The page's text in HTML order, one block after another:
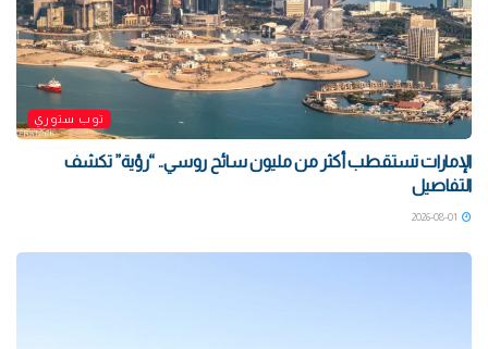
توب ستوري
الإمارات تستقطب أكثر من مليون سائح روسي.. “رؤية” تكشف
التفاصيل